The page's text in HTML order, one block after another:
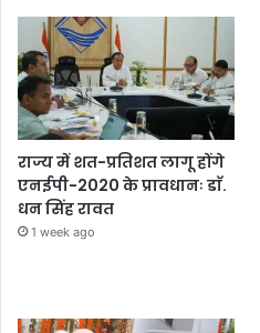
राज्य में शत-प्रतिशत लागू होंगे
एनईपी-2020 के प्रावधानः डाॅ.
धन सिंह रावत
1 week ago